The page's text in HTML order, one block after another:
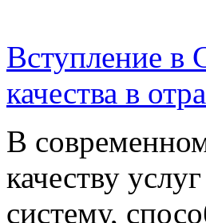
Вступление в
качества в
В
качеству
систему,